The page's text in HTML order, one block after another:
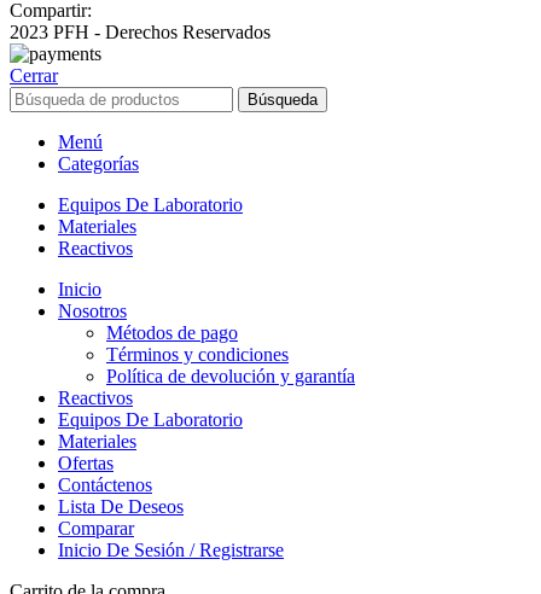
Compartir:
2023 PFH - Derechos Reservados
Cerrar
Búsqueda
Menú
Categorías
Equipos De Laboratorio
Materiales
Reactivos
Inicio
Nosotros
Métodos de pago
Términos y condiciones
Política de devolución y garantía
Reactivos
Equipos De Laboratorio
Materiales
Ofertas
Contáctenos
Lista De Deseos
Comparar
Inicio De Sesión / Registrarse